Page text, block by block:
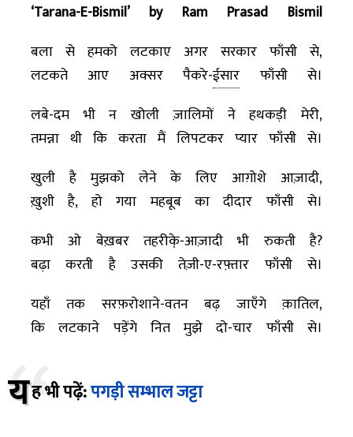
‘Tarana-E-Bismil’ by Ram Prasad Bismil
बला से हमको लटकाए अगर सरकार फाँसी से,
लटकते आए अक्सर पैकरे-ईसार फाँसी से।
लबे-दम भी न खोली ज़ालिमों ने हथकड़ी मेरी,
तमन्ना थी कि करता मैं लिपटकर प्यार फाँसी से।
खुली है मुझको लेने के लिए आग़ोशे आज़ादी,
ख़ुशी है, हो गया महबूब का दीदार फाँसी से।
कभी ओ बेख़बर तहरीके़-आज़ादी भी रुकती है?
बढ़ा करती है उसकी तेज़ी-ए-रफ़्तार फाँसी से।
यहाँ तक सरफ़रोशाने-वतन बढ़ जाएँगे क़ातिल,
कि लटकाने पड़ेंगे नित मुझे दो-चार फाँसी से।
यह भी पढ़ें:पगड़ी सम्भाल जट्टा